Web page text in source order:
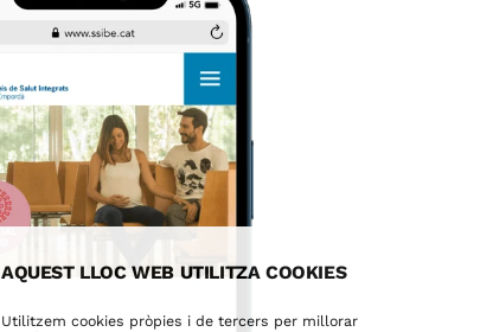
AQUEST LLOC WEB UTILITZA COOKIES
Utilitzem cookies pròpies i de tercers per millorar